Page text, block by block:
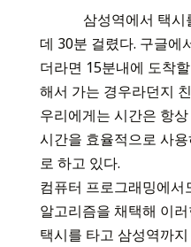
삼성역에서 택시
데 30분 걸렸다. 구글에
더라면 15분내에 도착
해서 가는 경우라던지
우리에게는 시간은 항
시간을 효율적으로 사
로 하고 있다.
컴퓨터 프로그래밍에
알고리즘을 채택해 이
택시를 타고 삼성역까